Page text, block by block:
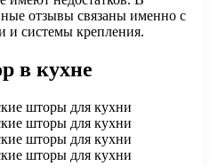
отзывы связаны именно с
и системы крепления.
в кухне